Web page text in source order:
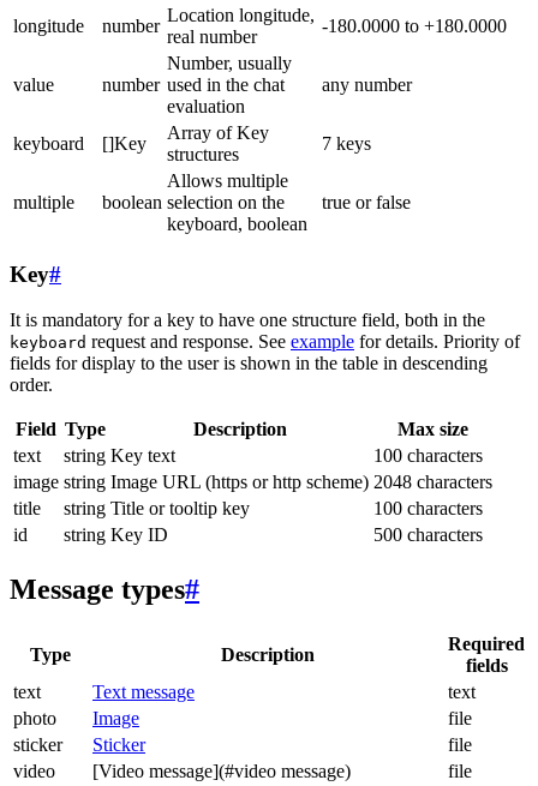
longitude
number
Location longitude,
real number
-180.0000 to +180.0000
value number
Number, usually
used in the chat
evaluation
any number
keyboard []Key
Array of Key
structures
7 keys
multiple boolean
Allows multiple
selection on the
keyboard, boolean
true or false
Key#
It is mandatory for a key to have one structure field, both in the
keyboard request and response. See example for details. Priority of
fields for display to the user is shown in the table in descending
order.
Field Type Description
Max size
text
string Key text
100 characters
image string Image URL (https or http scheme) 2048 characters
title
string Title or tooltip key
100 characters
id
string Key ID 500 characters
Message types#
Type Description
Required
fields
text
Text message
text
photo
Image
file
sticker
Sticker
file
video
[Video message](#video message)
file